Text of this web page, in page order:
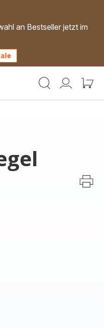
an Bestseller jetzt im
Mein
Mein